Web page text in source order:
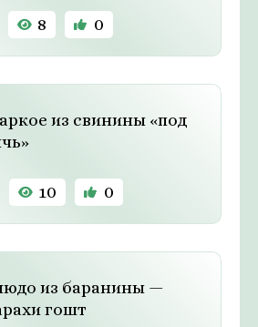
8 0
из свинины «под
10 0
из баранины —
гошт